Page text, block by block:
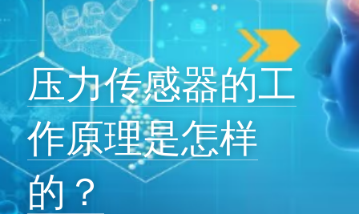
BLOG
B站视频
关于我们
搜索
压力传感器的工
作原理是怎样
的？